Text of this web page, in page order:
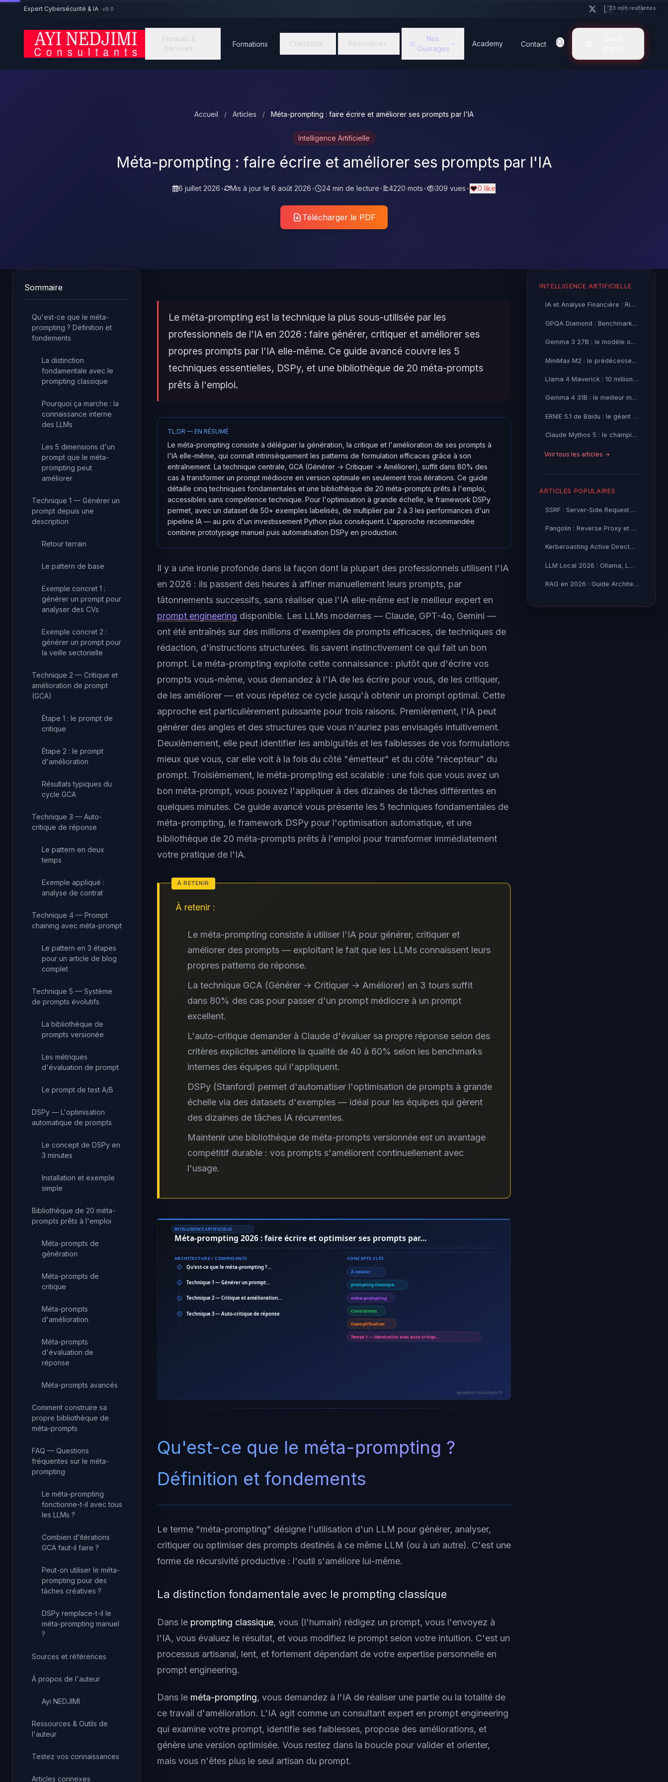
Aller au contenu principal
Expert Cybersécurité & IA v9.0
Produits &
Services
Formations Checklists Ressources
Nos
Ouvrages
Academy Contact
Accueil / Articles / Méta-prompting : faire écrire et améliorer ses prompts par l'IA
Intelligence Artificielle
Méta-prompting : faire écrire et améliorer ses prompts par l'IA
6 juillet 2026• Mis à jour le 6 août 2026• 24 min de lecture• 4220 mots• 309 vues• 0 like
Télécharger le PDF
Sommaire
Qu'est-ce que le méta-
prompting ? Définition et
fondements
La distinction
fondamentale avec le
prompting classique
Pourquoi ça marche : la
connaissance interne
des LLMs
Les 5 dimensions d'un
prompt que le méta-
prompting peut
améliorer
Technique 1 — Générer un
prompt depuis une
description
Retour terrain
Le pattern de base
Exemple concret 1 :
générer un prompt pour
analyser des CVs
Exemple concret 2 :
générer un prompt pour
la veille sectorielle
Technique 2 — Critique et
amélioration de prompt
(GCA)
Étape 1 : le prompt de
critique
Étape 2 : le prompt
d'amélioration
Résultats typiques du
cycle GCA
Technique 3 — Auto-
critique de réponse
Le pattern en deux
temps
Exemple appliqué :
analyse de contrat
Technique 4 — Prompt
chaining avec méta-prompt
Le pattern en 3 étapes
pour un article de blog
complet
Technique 5 — Système
de prompts évolutifs
La bibliothèque de
prompts versionée
Les métriques
d'évaluation de prompt
Le prompt de test A/B
DSPy — L'optimisation
automatique de prompts
Le concept de DSPy en
3 minutes
Installation et exemple
simple
Bibliothèque de 20 méta-
prompts prêts à l'emploi
Méta-prompts de
génération
Méta-prompts de
critique
Méta-prompts
d'amélioration
Méta-prompts
d'évaluation de
réponse
Méta-prompts avancés
Comment construire sa
propre bibliothèque de
méta-prompts
FAQ — Questions
fréquentes sur le méta-
prompting
Le méta-prompting
fonctionne-t-il avec tous
les LLMs ?
Combien d'itérations
GCA faut-il faire ?
Peut-on utiliser le méta-
prompting pour des
tâches créatives ?
DSPy remplace-t-il le
méta-prompting manuel
?
Sources et références
À propos de l'auteur
Ayi NEDJIMI
Ressources & Outils de
l'auteur
Testez vos connaissances
Articles connexes
Le méta-prompting est la technique la plus sous-utilisée par les
professionnels de l'IA en 2026 : faire générer, critiquer et améliorer ses
propres prompts par l'IA elle-même. Ce guide avancé couvre les 5
techniques essentielles, DSPy, et une bibliothèque de 20 méta-prompts
prêts à l'emploi.
TL;DR — EN RÉSUMÉ
Le méta-prompting consiste à déléguer la génération, la critique et l'amélioration de ses prompts à
l'IA elle-même, qui connaît intrinsèquement les patterns de formulation efficaces grâce à son
entraînement. La technique centrale, GCA (Générer → Critiquer → Améliorer), suffit dans 80% des
cas à transformer un prompt médiocre en version optimale en seulement trois itérations. Ce guide
détaille cinq techniques fondamentales et une bibliothèque de 20 méta-prompts prêts à l'emploi,
accessibles sans compétence technique. Pour l'optimisation à grande échelle, le framework DSPy
permet, avec un dataset de 50+ exemples labelisés, de multiplier par 2 à 3 les performances d'un
pipeline IA — au prix d'un investissement Python plus conséquent. L'approche recommandée
combine prototypage manuel puis automatisation DSPy en production.
Il y a une ironie profonde dans la façon dont la plupart des professionnels utilisent l'IA
en 2026 : ils passent des heures à affiner manuellement leurs prompts, par
tâtonnements successifs, sans réaliser que l'IA elle-même est le meilleur expert en
prompt engineering disponible. Les LLMs modernes — Claude, GPT-4o, Gemini —
ont été entraînés sur des millions d'exemples de prompts efficaces, de techniques de
rédaction, d'instructions structurées. Ils savent instinctivement ce qui fait un bon
prompt. Le méta-prompting exploite cette connaissance : plutôt que d'écrire vos
prompts vous-même, vous demandez à l'IA de les écrire pour vous, de les critiquer,
de les améliorer — et vous répétez ce cycle jusqu'à obtenir un prompt optimal. Cette
approche est particulièrement puissante pour trois raisons. Premièrement, l'IA peut
générer des angles et des structures que vous n'auriez pas envisagés intuitivement.
Deuxièmement, elle peut identifier les ambiguïtés et les faiblesses de vos formulations
mieux que vous, car elle voit à la fois du côté "émetteur" et du côté "récepteur" du
prompt. Troisièmement, le méta-prompting est scalable : une fois que vous avez un
bon méta-prompt, vous pouvez l'appliquer à des dizaines de tâches différentes en
quelques minutes. Ce guide avancé vous présente les 5 techniques fondamentales de
méta-prompting, le framework DSPy pour l'optimisation automatique, et une
bibliothèque de 20 méta-prompts prêts à l'emploi pour transformer immédiatement
votre pratique de l'IA.
À retenir :
Le méta-prompting consiste à utiliser l'IA pour générer, critiquer et
améliorer des prompts — exploitant le fait que les LLMs connaissent leurs
propres patterns de réponse.
La technique GCA (Générer → Critiquer → Améliorer) en 3 tours suffit
dans 80% des cas pour passer d'un prompt médiocre à un prompt
excellent.
L'auto-critique demander à Claude d'évaluer sa propre réponse selon des
critères explicites améliore la qualité de 40 à 60% selon les benchmarks
internes des équipes qui l'appliquent.
DSPy (Stanford) permet d'automatiser l'optimisation de prompts à grande
échelle via des datasets d'exemples — idéal pour les équipes qui gèrent
des dizaines de tâches IA récurrentes.
Maintenir une bibliothèque de méta-prompts versionnée est un avantage
compétitif durable : vos prompts s'améliorent continuellement avec
l'usage.
INTELLIGENCE ARTIFICIELLE
Méta-prompting 2026 : faire écrire et optimiser ses prompts par…
ARCHITECTURE / COMPOSANTS
Qu'est-ce que le méta-prompting ?…
Technique 1 — Générer un prompt…
Technique 2 — Critique et amélioration…
Technique 3 — Auto-critique de réponse
CONCEPTS CLÉS
À retenir :
prompting classique
méta-prompting
Contraintes
Exemplification
Temps 1 — Génération avec auto-critiqu…
ayinedjimi-consultants.fr
Qu'est-ce que le méta-prompting ?
Définition et fondements
Le terme "méta-prompting" désigne l'utilisation d'un LLM pour générer, analyser,
critiquer ou optimiser des prompts destinés à ce même LLM (ou à un autre). C'est une
forme de récursivité productive : l'outil s'améliore lui-même.
La distinction fondamentale avec le prompting classique
Dans le prompting classique, vous (l'humain) rédigez un prompt, vous l'envoyez à
l'IA, vous évaluez le résultat, et vous modifiez le prompt selon votre intuition. C'est un
processus artisanal, lent, et fortement dépendant de votre expertise personnelle en
prompt engineering.
Dans le méta-prompting, vous demandez à l'IA de réaliser une partie ou la totalité de
ce travail d'amélioration. L'IA agit comme un consultant expert en prompt engineering
qui examine votre prompt, identifie ses faiblesses, propose des améliorations, et
génère une version optimisée. Vous restez dans la boucle pour valider et orienter,
mais vous n'êtes plus le seul artisan du prompt.
INTELLIGENCE ARTIFICIELLE
IA et Analyse Financière : Risques Cybersécurité et
GPQA Diamond : Benchmark Académique et Limites des LLMs
Gemma 3 27B : le modèle open-source Google avant Gemma 4
MiniMax M2 : le prédécesseur économique avant M3 Thinking
Llama 4 Maverick : 10 millions de tokens de contexte, la
Gemma 4 31B : le meilleur modèle open-source de Google
ERNIE 5.1 de Baidu : le géant chinois à l'assaut du top-5
Claude Mythos 5 : le champion du codage selon BenchLM
Voir tous les articles →
ARTICLES POPULAIRES
SSRF : Server-Side Request Forgery — Exploitation Avancée
Pangolin : Reverse Proxy et Tunnel Self-Hosted — Guide
Kerberoasting Active Directory : Attaque et Défense 2026
LLM Local 2026 : Ollama, LM Studio ou vLLM — Quel Outil selon
RAG en 2026 : Guide Architecture, Vectorisation & Chunking
23 min restantes